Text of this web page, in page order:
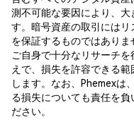
測不可能な要因により、
す。暗号資産の取引には
を保証するものではありま
ご自身で十分なリサーチ
えで、損失を許容できる
します。なお、Phemexは
る損失についても責任を
ださい。